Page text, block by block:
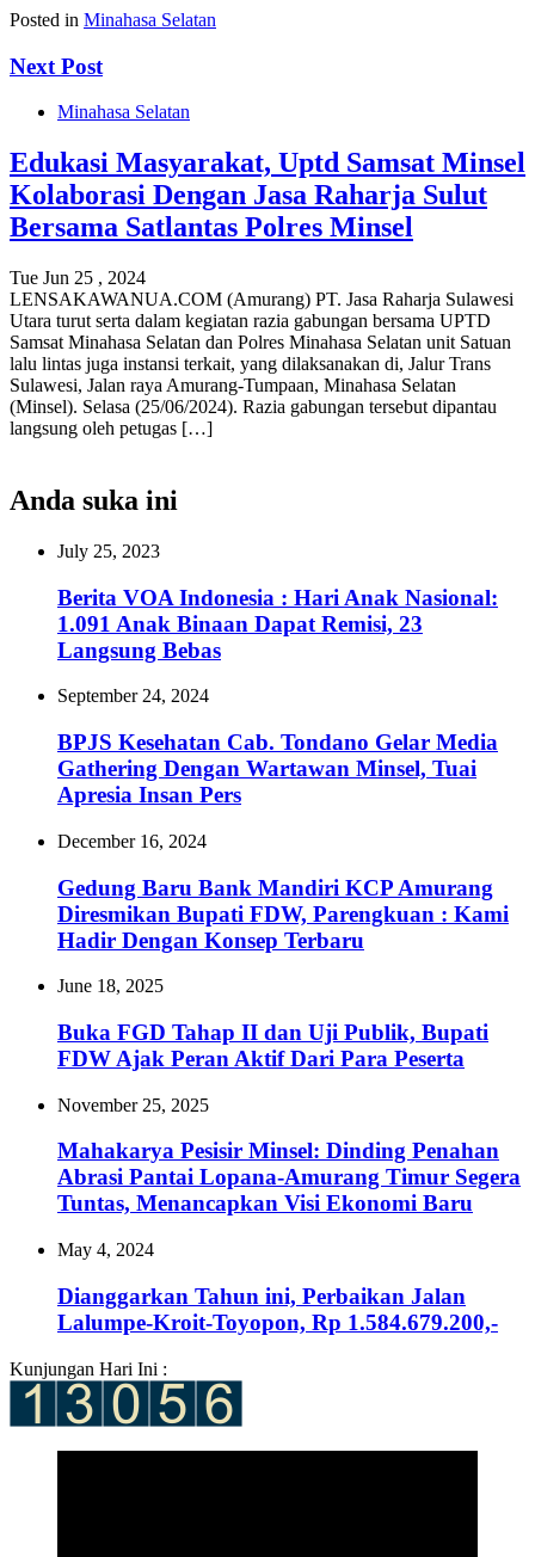
Posted in Minahasa Selatan
Next Post
Minahasa Selatan
Edukasi Masyarakat, Uptd Samsat Minsel
Kolaborasi Dengan Jasa Raharja Sulut
Bersama Satlantas Polres Minsel
Tue Jun 25 , 2024
LENSAKAWANUA.COM (Amurang) PT. Jasa Raharja Sulawesi
Utara turut serta dalam kegiatan razia gabungan bersama UPTD
Samsat Minahasa Selatan dan Polres Minahasa Selatan unit Satuan
lalu lintas juga instansi terkait, yang dilaksanakan di, Jalur Trans
Sulawesi, Jalan raya Amurang-Tumpaan, Minahasa Selatan
(Minsel). Selasa (25/06/2024). Razia gabungan tersebut dipantau
langsung oleh petugas […]
Anda suka ini
July 25, 2023
Berita VOA Indonesia : Hari Anak Nasional:
1.091 Anak Binaan Dapat Remisi, 23
Langsung Bebas
September 24, 2024
BPJS Kesehatan Cab. Tondano Gelar Media
Gathering Dengan Wartawan Minsel, Tuai
Apresia Insan Pers
December 16, 2024
Gedung Baru Bank Mandiri KCP Amurang
Diresmikan Bupati FDW, Parengkuan : Kami
Hadir Dengan Konsep Terbaru
June 18, 2025
Buka FGD Tahap II dan Uji Publik, Bupati
FDW Ajak Peran Aktif Dari Para Peserta
November 25, 2025
Mahakarya Pesisir Minsel: Dinding Penahan
Abrasi Pantai Lopana-Amurang Timur Segera
Tuntas, Menancapkan Visi Ekonomi Baru
May 4, 2024
Dianggarkan Tahun ini, Perbaikan Jalan
Lalumpe-Kroit-Toyopon, Rp 1.584.679.200,-
Kunjungan Hari Ini :